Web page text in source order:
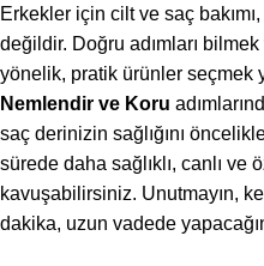
Erkekler için cilt ve saç
değildir. Doğru adımları
yönelik, pratik ürünler seçmek
Nemlendir ve Koru
saç derinizin sağlığını
sürede daha sağlıklı, canlı ve
kavuşabilirsiniz. Unutmayın,
dakika, uzun vadede